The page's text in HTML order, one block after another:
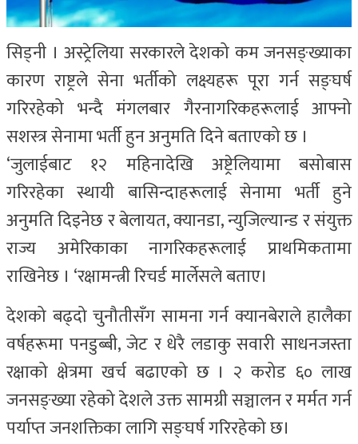
सिड्नी । अस्ट्रेलिया सरकारले देशको कम जनसङ्ख्याका
कारण राष्ट्रले सेना भर्तीको लक्ष्यहरू पूरा गर्न सङ्घर्ष
गरिरहेको भन्दै मंगलबार गैरनागरिकहरूलाई आफ्नो
सशस्त्र सेनामा भर्ती हुन अनुमति दिने बताएको छ ।
‘जुलाईबाट १२ महिनादेखि अष्ट्रेलियामा बसोबास
गरिरहेका स्थायी बासिन्दाहरूलाई सेनामा भर्ती हुने
अनुमति दिइनेछ र बेलायत, क्यानडा, न्युजिल्यान्ड र संयुक्त
राज्य अमेरिकाका नागरिकहरूलाई प्राथमिकतामा
राखिनेछ । ‘रक्षामन्त्री रिचर्ड मार्लेसले बताए।
देशको बढ्दो चुनौतीसँग सामना गर्न क्यानबेराले हालैका
वर्षहरूमा पनडुब्बी, जेट र धेरै लडाकु सवारी साधनजस्ता
रक्षाको क्षेत्रमा खर्च बढाएको छ । २ करोड ६० लाख
जनसङ्ख्या रहेको देशले उक्त सामग्री सञ्चालन र मर्मत गर्न
पर्याप्त जनशक्तिका लागि सङ्घर्ष गरिरहेको छ।